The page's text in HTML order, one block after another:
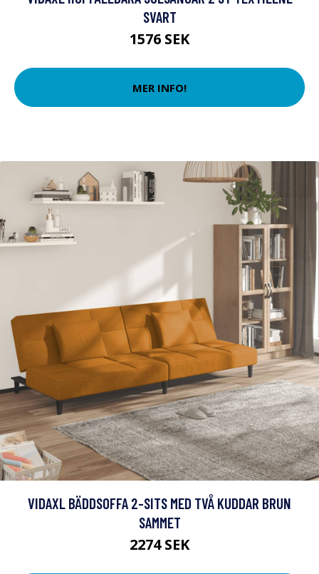
SVART
1576 SEK
MER INFO!
VIDAXL BÄDDSOFFA 2-SITS MED TVÅ KUDDAR BRUN
SAMMET
2274 SEK